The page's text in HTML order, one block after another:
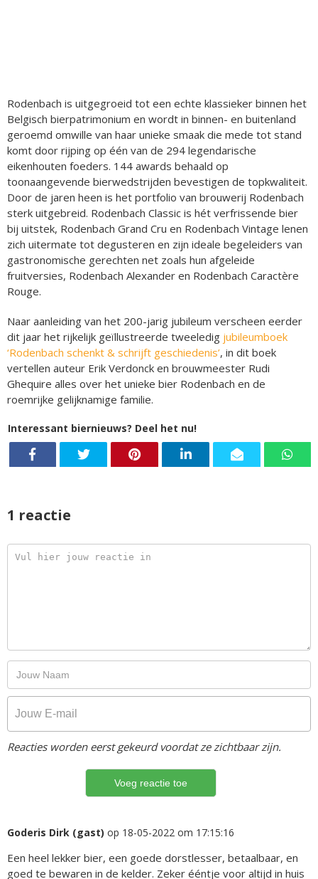
Rodenbach is uitgegroeid tot een echte klassieker binnen het
Belgisch bierpatrimonium en wordt in binnen- en buitenland
geroemd omwille van haar unieke smaak die mede tot stand
komt door rijping op één van de 294 legendarische
eikenhouten foeders. 144 awards behaald op
toonaangevende bierwedstrijden bevestigen de topkwaliteit.
Door de jaren heen is het portfolio van brouwerij Rodenbach
sterk uitgebreid. Rodenbach Classic is hét verfrissende bier
bij uitstek, Rodenbach Grand Cru en Rodenbach Vintage lenen
zich uitermate tot degusteren en zijn ideale begeleiders van
gastronomische gerechten net zoals hun afgeleide
fruitversies, Rodenbach Alexander en Rodenbach Caractère
Rouge.
Naar aanleiding van het 200-jarig jubileum verscheen eerder
dit jaar het rijkelijk geïllustreerde tweeledig jubileumboek
‘Rodenbach schenkt & schrijft geschiedenis’, in dit boek
vertellen auteur Erik Verdonck en brouwmeester Rudi
Ghequire alles over het unieke bier Rodenbach en de
roemrijke gelijknamige familie.
Interessant biernieuws? Deel het nu!
1 reactie
Reacties worden eerst gekeurd voordat ze zichtbaar zijn.
Goderis Dirk (gast) op 18-05-2022 om 17:15:16
Een heel lekker bier, een goede dorstlesser, betaalbaar, en
goed te bewaren in de kelder. Zeker ééntje voor altijd in huis